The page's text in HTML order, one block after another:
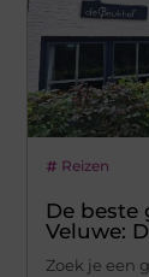
Reizen
De beste
Veluwe:
Zoek je een